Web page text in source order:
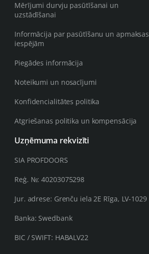
Mērījumi durvju pasūtīšanai un
uzstādīšanai
Informācija par pasūtīšanu un apmaksas
iespējām
Piegādes informācija
Noteikumi un nosacījumi
Konfidencialitātes politika
Atgriešanas politika un kompensācija
Uzņēmuma rekvizīti
SIA PROFDOORS
Reģ. №: 40203075298
Jur. adrese: Grenču iela 2E Rīga, LV-1029
Banka: Swedbank
BIC / SWIFT: HABALV22